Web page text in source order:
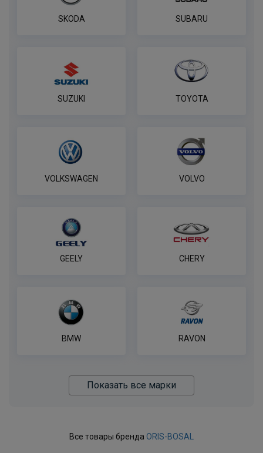
SKODA SUBARU
SUZUKI TOYOTA
VOLKSWAGEN VOLVO
GEELY CHERY
BMW RAVON
Показать все марки
Все товары бренда ORIS-BOSAL